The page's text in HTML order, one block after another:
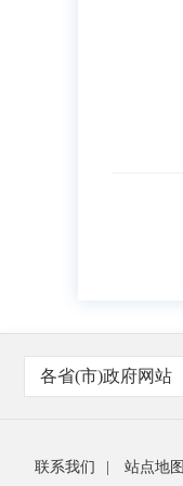
各省(市)政府网站
联系我们 站点地图